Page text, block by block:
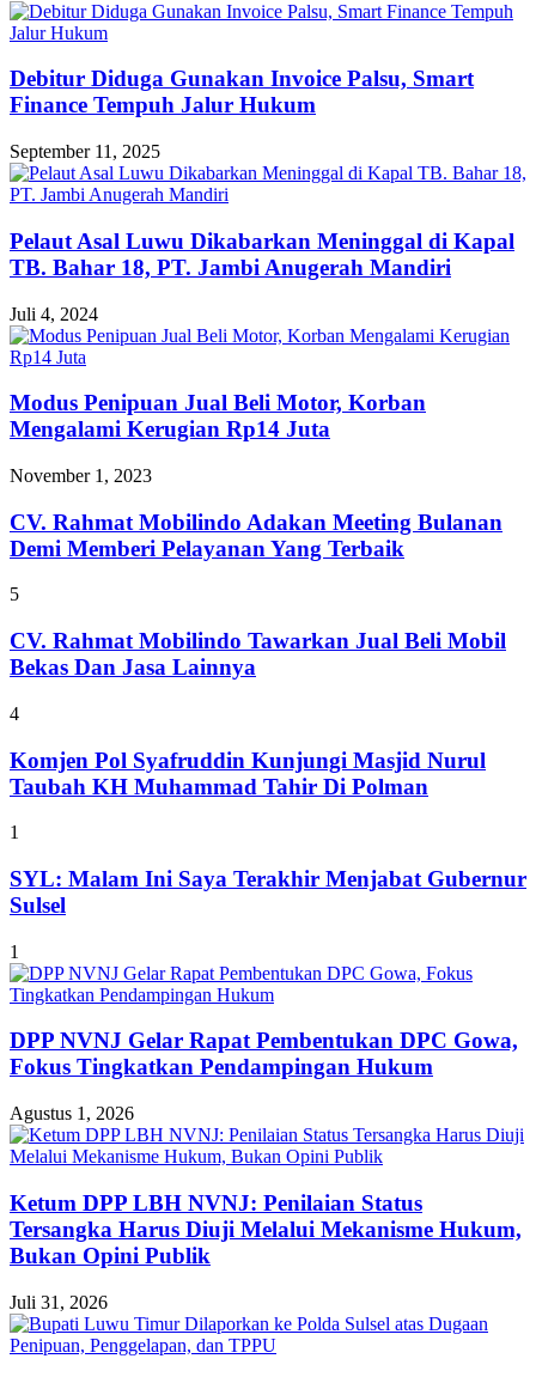
Debitur Diduga Gunakan Invoice Palsu, Smart
Finance Tempuh Jalur Hukum
September 11, 2025
Pelaut Asal Luwu Dikabarkan Meninggal di Kapal
TB. Bahar 18, PT. Jambi Anugerah Mandiri
Juli 4, 2024
Modus Penipuan Jual Beli Motor, Korban
Mengalami Kerugian Rp14 Juta
November 1, 2023
CV. Rahmat Mobilindo Adakan Meeting Bulanan
Demi Memberi Pelayanan Yang Terbaik
5
CV. Rahmat Mobilindo Tawarkan Jual Beli Mobil
Bekas Dan Jasa Lainnya
4
Komjen Pol Syafruddin Kunjungi Masjid Nurul
Taubah KH Muhammad Tahir Di Polman
1
SYL: Malam Ini Saya Terakhir Menjabat Gubernur
Sulsel
1
DPP NVNJ Gelar Rapat Pembentukan DPC Gowa,
Fokus Tingkatkan Pendampingan Hukum
Agustus 1, 2026
Ketum DPP LBH NVNJ: Penilaian Status
Tersangka Harus Diuji Melalui Mekanisme Hukum,
Bukan Opini Publik
Juli 31, 2026